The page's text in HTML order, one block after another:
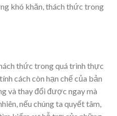
khó khăn, thách thức trong
thức trong quá trình thực
cách còn hạn chế của bản
và thay đổi được ngay mà
nếu chúng ta quyết tâm,